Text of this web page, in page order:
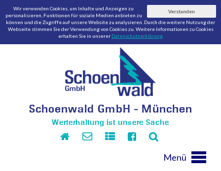
Verstanden
Wir verwenden Cookies, um Inhalte und Anzeigen zu
personalisieren, Funktionen für soziale Medien anbieten zu
können und die Zugriffe auf unsere Website zu analysieren. Durch die weitere Nutzung der
Webseite stimmen Sie der Verwendung von Cookies zu. Weitere Informationen zu Cookies
erhalten Sie in unserer Datenschutzerklärung
Schoenwald GmbH - München
Werterhaltung ist unsere Sache
Menü